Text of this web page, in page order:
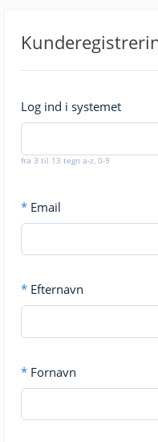
Log ind i systemet
fra 3 til 13 tegn a-z, 0-9
* Email
* Efternavn
* Fornavn